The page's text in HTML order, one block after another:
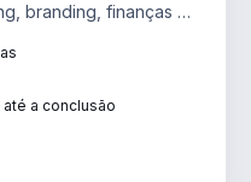
branding, finanças e
a conclusão